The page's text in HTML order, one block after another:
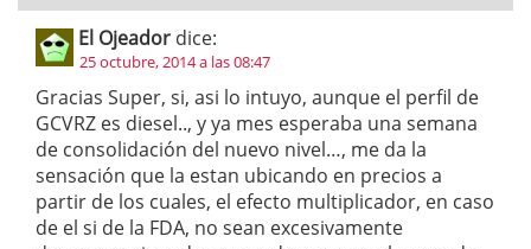
El Ojeador dice:
25 octubre, 2014 a las 08:47
Gracias Super, si, asi lo intuyo, aunque el perfil de
GCVRZ es diesel.., y ya mes esperaba una semana
de consolidación del nuevo nivel…, me da la
sensación que la estan ubicando en precios a
partir de los cuales, el efecto multiplicador, en caso
de el si de la FDA, no sean excesivamente